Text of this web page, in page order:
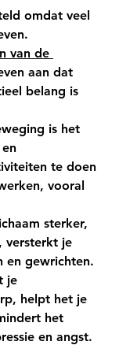
omdat veel
van de
aan dat
belang is
is het
te doen
vooral
sterker,
versterkt je
en gewrichten.
je
helpt het je
het
en angst.